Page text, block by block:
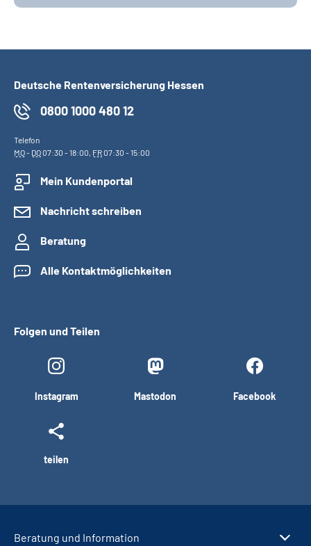
Deutsche Rentenversicherung Hessen
0800 1000 480 12
Telefon
MO- DO07:30 - 18:00, FR07:30 - 15:00
Mein Kundenportal
Nachricht schreiben
Beratung
Alle Kontaktmöglichkeiten
Folgen und Teilen
Instagram Mastodon Facebook
teilen
Beratung und Information